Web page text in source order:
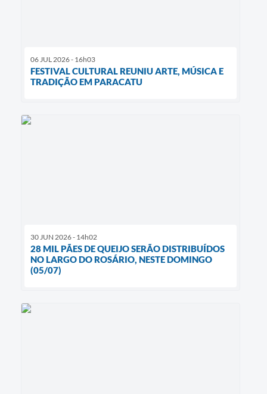
06 JUL 2026 - 16h03
FESTIVAL CULTURAL REUNIU ARTE, MÚSICA E
TRADIÇÃO EM PARACATU
30 JUN 2026 - 14h02
28 MIL PÃES DE QUEIJO SERÃO DISTRIBUÍDOS
NO LARGO DO ROSÁRIO, NESTE DOMINGO
(05/07)